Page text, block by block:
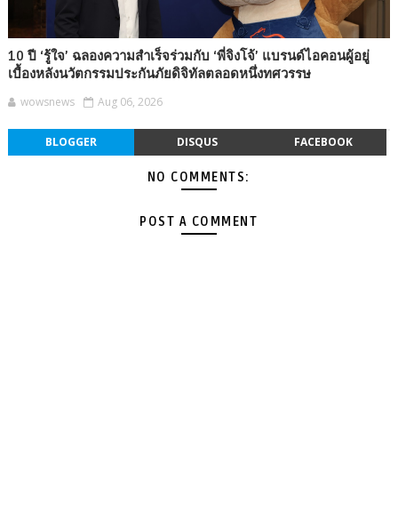
10 ปี ‘รู้ใจ’ ฉลองความสำเร็จร่วมกับ ‘พี่จิงโจ้’ แบรนด์ไอคอนผู้อยู่
เบื้องหลังนวัตกรรมประกันภัยดิจิทัลตลอดหนึ่งทศวรรษ
wowsnews Aug 06, 2026
BLOGGER DISQUS FACEBOOK
NO COMMENTS:
POST A COMMENT